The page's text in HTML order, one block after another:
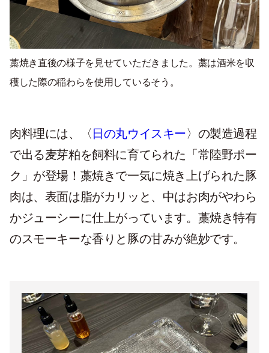
藁焼き直後の様子を見せていただきました。藁は酒米を収
穫した際の稲わらを使用しているそう。
肉料理には、〈 日の丸ウイスキー〉の製造過程
で出る麦芽粕を飼料に育てられた「常陸野ポー
ク」が登場！藁焼きで一気に焼き上げられた豚
肉は、表面は脂がカリッと、中はお肉がやわら
かジューシーに仕上がっています。藁焼き特有
のスモーキーな香りと豚の甘みが絶妙です。